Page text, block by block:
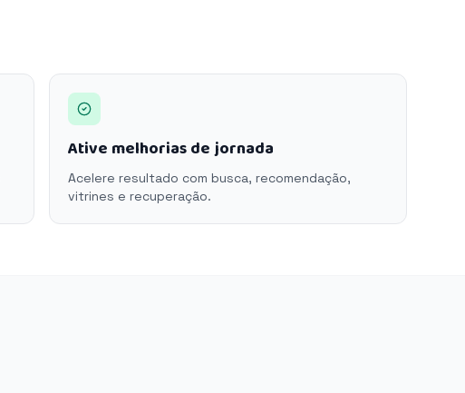
Ative melhorias de jornada
Acelere resultado com busca, recomendação,
vitrines e recuperação.